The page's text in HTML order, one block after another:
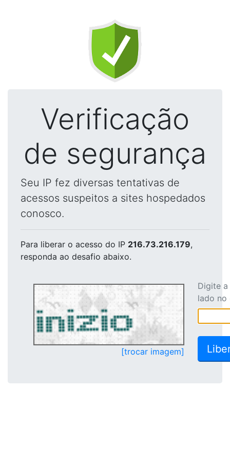
Verificação
de segurança
Seu IP fez diversas tentativas de
acessos suspeitos a sites hospedados
conosco.
Para liberar o acesso do IP 216.73.216.179,
responda ao desafio abaixo.
[trocar imagem]
Digite
lado no